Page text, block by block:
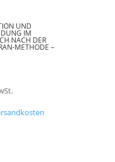
UND
IM
NACH DER
METHODE –